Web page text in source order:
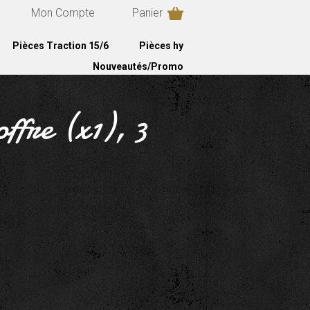
Mon Compte Panier
Pièces Traction 15/6
Pièces hy
Nouveautés/Promo
(x1), 3